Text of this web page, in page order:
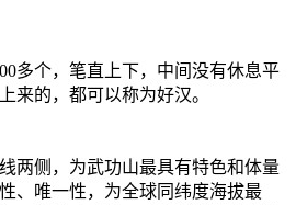
多个，笔直上下，中间没有休息平
来的，都可以称为好汉。
两侧，为武功山最具有特色和体量
、唯一性，为全球同纬度海拔最